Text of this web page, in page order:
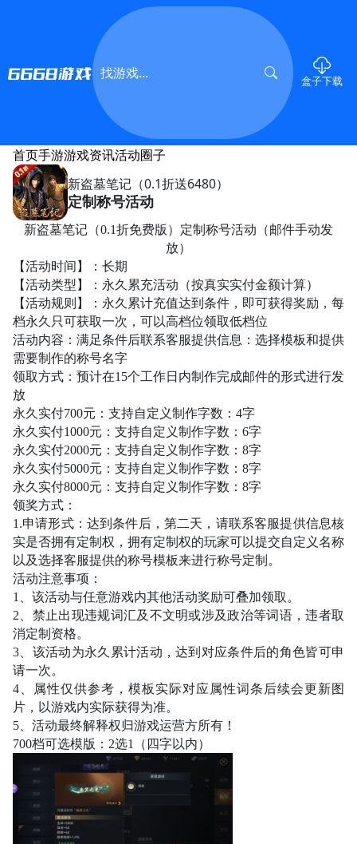
盒子下载
首页手游游戏资讯活动圈子
新盗墓笔记（0.1折送6480）
定制称号活动
新盗墓笔记（0.1折免费版）定制称号活动（邮件手动发
放）
【活动时间】：长期
【活动类型】：永久累充活动（按真实实付金额计算）
【活动规则】：永久累计充值达到条件，即可获得奖励，每
档永久只可获取一次，可以高档位领取低档位
活动内容：满足条件后联系客服提供信息：选择模板和提供
需要制作的称号名字
领取方式：预计在15个工作日内制作完成邮件的形式进行发
放
永久实付700元：支持自定义制作字数：4字
永久实付1000元：支持自定义制作字数：6字
永久实付2000元：支持自定义制作字数：8字
永久实付5000元：支持自定义制作字数：8字
永久实付8000元：支持自定义制作字数：8字
领奖方式：
1.申请形式：达到条件后，第二天，请联系客服提供信息核
实是否拥有定制权，拥有定制权的玩家可以提交自定义名称
以及选择客服提供的称号模板来进行称号定制。
活动注意事项：
1、该活动与任意游戏内其他活动奖励可叠加领取。
2、禁止出现违规词汇及不文明或涉及政治等词语，违者取
消定制资格。
3、该活动为永久累计活动，达到对应条件后的角色皆可申
请一次。
4、属性仅供参考，模板实际对应属性词条后续会更新图
片，以游戏内实际获得为准。
5、活动最终解释权归游戏运营方所有！
700档可选模版：2选1（四字以内）